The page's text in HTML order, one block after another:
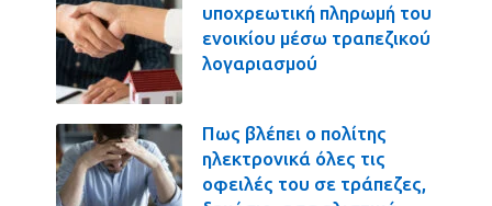
υποχρεωτική πληρωμή του
ενοικίου μέσω τραπεζικού
λογαριασμού
Πως βλέπει ο πολίτης
ηλεκτρονικά όλες τις
οφειλές του σε τράπεζες,